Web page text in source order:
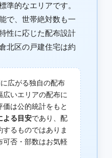
準的なエリアです。
で、世帯絶対数も一
性に応じた配布設計
北区の戸建住宅は約
広がる独自の配布
広いエリアの配布に
は公的統計をもと
よる目安であり、配
るものではありま
可否・部数はお気軽